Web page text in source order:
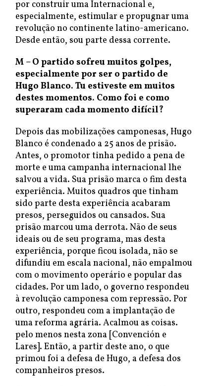
por construir uma Internacional e,
especialmente, estimular e propugnar uma
revolução no continente latino-americano.
Desde então, sou parte dessa corrente.
M – O partido sofreu muitos golpes,
especialmente por ser o partido de
Hugo Blanco. Tu estiveste em muitos
destes momentos. Como foi e como
superaram cada momento difícil?
Depois das mobilizações camponesas, Hugo
Blanco é condenado a 25 anos de prisão.
Antes, o promotor tinha pedido a pena de
morte e uma campanha internacional lhe
salvou a vida. Sua prisão marca o fim desta
experiência. Muitos quadros que tinham
sido parte desta experiência acabaram
presos, perseguidos ou cansados. Sua
prisão marcou uma derrota. Não de seus
ideais ou de seu programa, mas desta
experiência, porque ficou isolada, não se
difundiu em escala nacional, não empalmou
com o movimento operário e popular das
cidades. Por um lado, o governo respondeu
à revolução camponesa com repressão. Por
outro, respondeu com a implantação de
uma reforma agrária. Acalmou as coisas.
pelo menos nesta zona [Convención e
Lares]. Então, a partir deste ano, o que
primou foi a defesa de Hugo, a defesa dos
companheiros presos.